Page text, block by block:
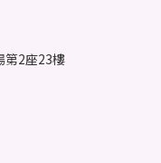
第2座23樓